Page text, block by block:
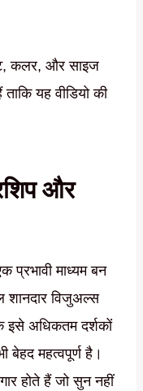
कलर, और साइज
यह वीडियो की
और
माध्यम बन
शानदार विजुअल्स
इसे अधिकतम दर्शकों
बेहद महत्वपूर्ण है।
होते हैं जो सुन नहीं